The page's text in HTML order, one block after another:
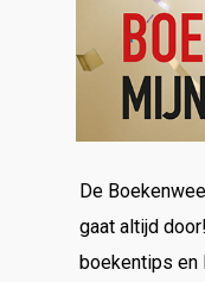
De
gaat altijd
boekentips en